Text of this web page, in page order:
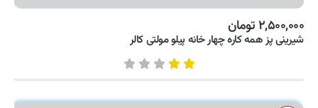
۲,۵۰۰,۰۰۰ تومان
شیرینی پز همه کاره چهار خانه پیلو مولتی کالر